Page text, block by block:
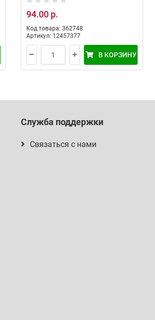
85 г
94.00 р.
Код товара: 362748
Артикул: 12457377
В КОРЗИНУ
Служба поддержки
Связаться с нами